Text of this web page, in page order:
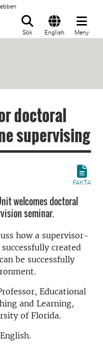
Sök English Meny
doctoral
supervising
FAKTA
welcomes doctoral
seminar.
how a supervisor-
created
be successfully
Educational
and Learning,
of Florida.